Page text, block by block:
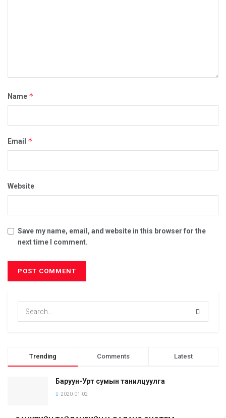
Name *
Email *
Website
Save my name, email, and website in this browser for the
next time I comment.
Trending Comments Latest
Баруун-Урт сумын танилцуулга
2020-01-02